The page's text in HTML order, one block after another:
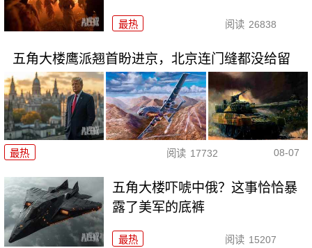
最热 阅读 26838
五角大楼鹰派翘首盼进京，北京连门缝都没给留
最热 阅读 17732 08-07
五角大楼吓唬中俄？这事恰恰暴
露了美军的底裤
最热 阅读 15207